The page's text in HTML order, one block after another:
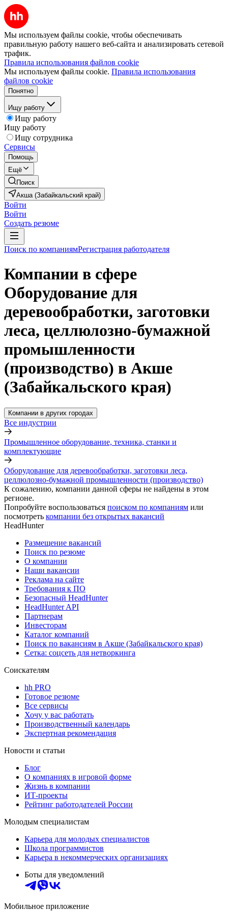
Мы используем файлы cookie, чтобы обеспечивать
правильную работу нашего веб-сайта и анализировать сетевой
трафик.
Правила использования файлов cookie
Мы используем файлы cookie. Правила использования
файлов cookie
Понятно
Ищу работу
Ищу работу
Ищу работу
Ищу сотрудника
Сервисы
Помощь
Ещё
Поиск
Акша (Забайкальский край)
Войти
Войти
Создать резюме
Поиск по компаниямРегистрация работодателя
Компании в сфере
Оборудование для
деревообработки, заготовки
леса, целлюлозно-бумажной
промышленности
(производство) в Акше
(Забайкальского края)
Компании в других городах
Все индустрии
Промышленное оборудование, техника, станки и
комплектующие
Оборудование для деревообработки, заготовки леса,
целлюлозно-бумажной промышленности (производство)
К сожалению, компании данной сферы не найдены в этом
регионе.
Попробуйте воспользоваться поиском по компаниям или
посмотреть компании без открытых вакансий
HeadHunter
Размещение вакансий
Поиск по резюме
О компании
Наши вакансии
Реклама на сайте
Требования к ПО
Безопасный HeadHunter
HeadHunter API
Партнерам
Инвесторам
Каталог компаний
Поиск по вакансиям в Акше (Забайкальского края)
Сетка: соцсеть для нетворкинга
Соискателям
hh PRO
Готовое резюме
Все сервисы
Хочу у вас работать
Производственный календарь
Экспертная рекомендация
Новости и статьи
Блог
О компаниях в игровой форме
Жизнь в компании
ИТ-проекты
Рейтинг работодателей России
Молодым специалистам
Карьера для молодых специалистов
Школа программистов
Карьера в некоммерческих организациях
Боты для уведомлений
Мобильное приложение